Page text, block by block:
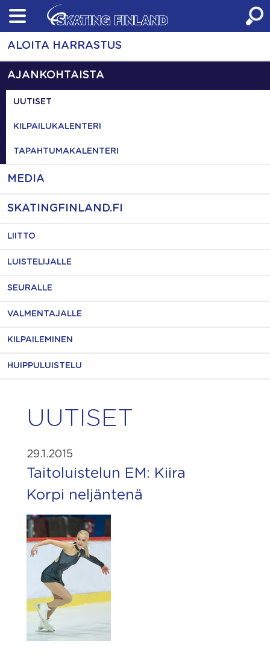
Skip
content
ALOITA HARRASTUS
AJANKOHTAISTA
UUTISET
KILPAILUKALENTERI
TAPAHTUMAKALENTERI
MEDIA
SKATINGFINLAND.FI
LIITTO
LUISTELIJALLE
SEURALLE
VALMENTAJALLE
KILPAILEMINEN
HUIPPULUISTELU
UUTISET
29.1.2015
Taitoluistelun EM: Kiira
Korpi neljäntenä